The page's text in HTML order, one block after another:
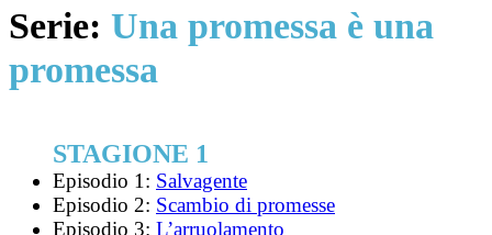
Serie: Una promessa è una
promessa
STAGIONE 1
Episodio 1: Salvagente
Episodio 2: Scambio di promesse
Episodio 3: L’arruolamento